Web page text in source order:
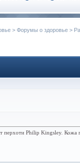
> Форумы о здоровье >
Philip Kingsley. Кожа